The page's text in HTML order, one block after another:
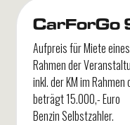
CarForGo
Aufpreis für Miete
Rahmen der
inkl. der KM im
beträgt 15.000,- Euro
Benzin Selbstzahler.